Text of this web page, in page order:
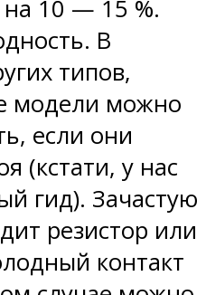
на 10 — 15 %.
В
типов,
модели можно
если они
(кстати, у нас
гид). Зачастую
резистор или
контакт